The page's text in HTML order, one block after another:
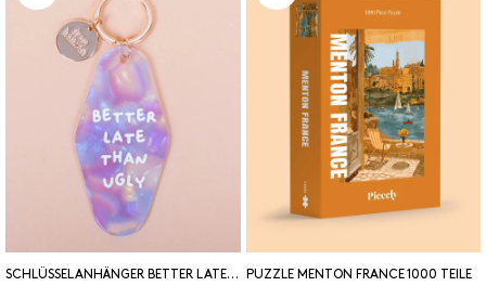
SCHLÜSSELANHÄNGER BETTER LATE THAN UGLY
PUZZLE MENTON FRANCE 1000 TEILE